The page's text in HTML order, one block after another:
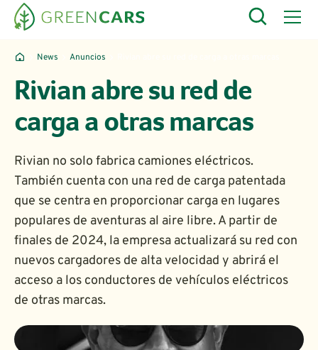
News Anuncios
Rivian abre su red de
carga a otras marcas
Rivian no solo fabrica camiones eléctricos.
También cuenta con una red de carga patentada
que se centra en proporcionar carga en lugares
populares de aventuras al aire libre. A partir de
finales de 2024, la empresa actualizará su red con
nuevos cargadores de alta velocidad y abrirá el
acceso a los conductores de vehículos eléctricos
de otras marcas.